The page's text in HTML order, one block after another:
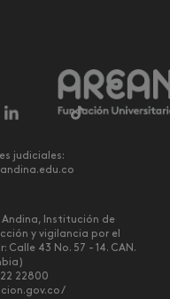
judiciales:
Andina, Institución de
y vigilancia por el
Calle 43 No. 57 - 14. CAN.
22800